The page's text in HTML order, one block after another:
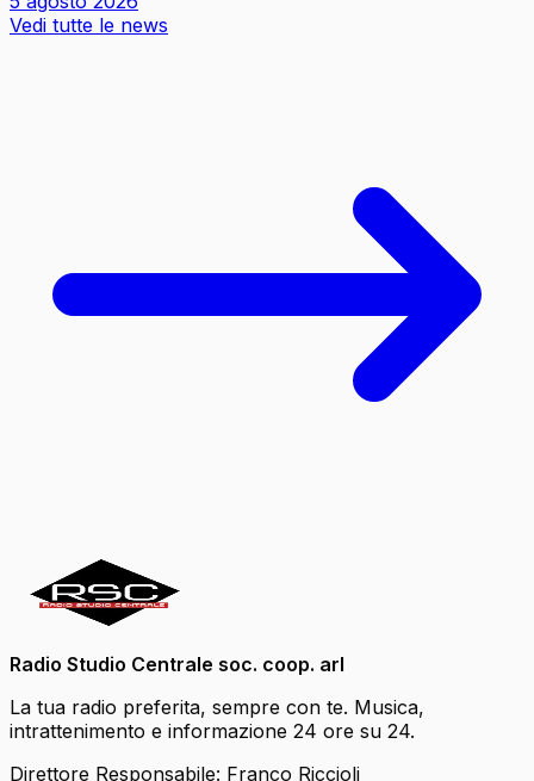
Vedi tutte le news
Radio Studio Centrale soc. coop. arl
La tua radio preferita, sempre con te. Musica,
intrattenimento e informazione 24 ore su 24.
Direttore Responsabile: Franco Riccioli